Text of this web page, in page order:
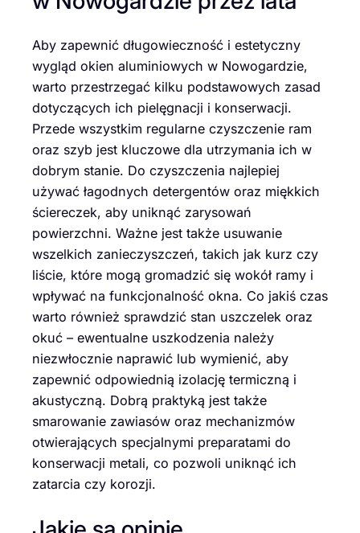
Aby zapewnić długowieczność i estetyczny
wygląd okien aluminiowych w Nowogardzie,
warto przestrzegać kilku podstawowych zasad
dotyczących ich pielęgnacji i konserwacji.
Przede wszystkim regularne czyszczenie ram
oraz szyb jest kluczowe dla utrzymania ich w
dobrym stanie. Do czyszczenia najlepiej
używać łagodnych detergentów oraz miękkich
ściereczek, aby uniknąć zarysowań
powierzchni. Ważne jest także usuwanie
wszelkich zanieczyszczeń, takich jak kurz czy
liście, które mogą gromadzić się wokół ramy i
wpływać na funkcjonalność okna. Co jakiś czas
warto również sprawdzić stan uszczelek oraz
okuć – ewentualne uszkodzenia należy
niezwłocznie naprawić lub wymienić, aby
zapewnić odpowiednią izolację termiczną i
akustyczną. Dobrą praktyką jest także
smarowanie zawiasów oraz mechanizmów
otwierających specjalnymi preparatami do
konserwacji metali, co pozwoli uniknąć ich
zatarcia czy korozji.